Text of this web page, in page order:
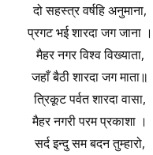
दो सहस्त्र वर्षहि अनुमाना,
प्रगट भई शारदा जग जाना ।
मैहर नगर विश्व विख्याता,
जहाँ बैठी शारदा जग माता॥
त्रिकूट पर्वत शारदा वासा,
मैहर नगरी परम प्रकाशा ।
सर्द इन्दु सम बदन तुम्हारो,